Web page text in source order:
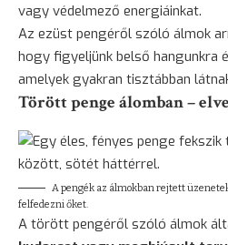
vagy védelmező energiáinkat.
Az ezüst pengéről szóló álmok
hogy figyeljünk belső hangunkra
amelyek gyakran tisztábban
Törött penge álomban –
A pengék az álmokban rejtett
felfedezni őket.
A törött pengéről szóló álmok